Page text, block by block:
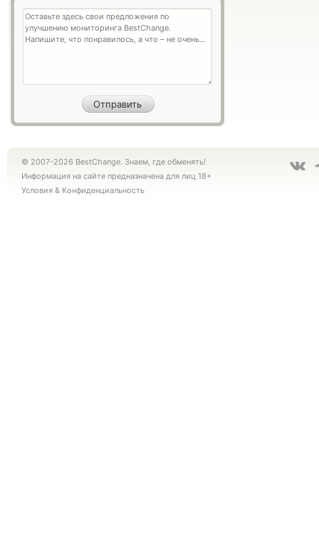
© 2007-2026 BestChange. Знаем, где обменять!
Информация на сайте предназначена для лиц 18+
Условия & Конфиденциальность